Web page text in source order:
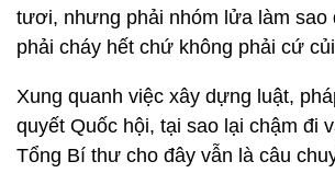
tươi, nhưng phải nhóm lửa làm sao
phải cháy hết chứ không phải cứ
Xung quanh việc xây dựng luật,
quyết Quốc hội, tại sao lại chậm đi
Tổng Bí thư cho đây vẫn là câu